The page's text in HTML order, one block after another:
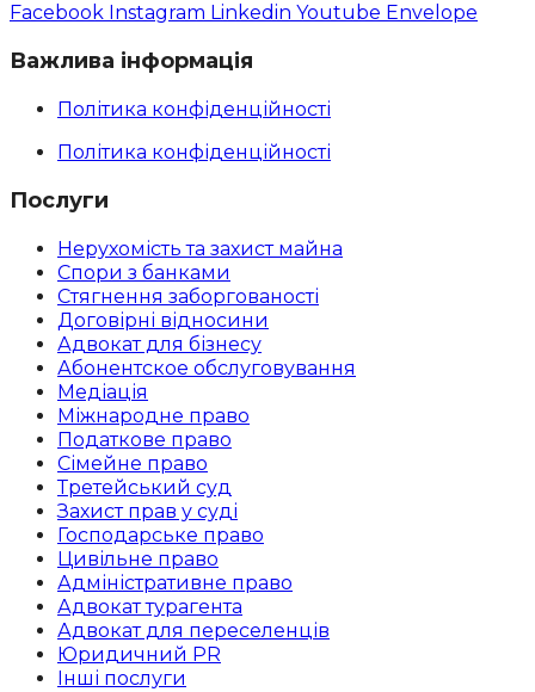
Facebook Instagram Linkedin Youtube Envelope
Важлива інформація
Політика конфіденційності
Політика конфіденційності
Послуги
Нерухомість та захист майна
Спори з банками
Стягнення заборгованості
Договірні відносини
Адвокат для бізнесу
Абoнентское обслуговування
Медіація
Міжнародне право
Податкове право
Сімейне право
Третейський суд
Захист прав у суді
Господарське право
Цивільне право
Адміністративне право
Адвокат турагента
Адвокат для переселенців
Юридичний PR
Інші послуги